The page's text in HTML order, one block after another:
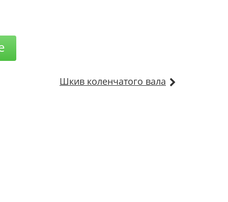
Шкив коленчатого вала